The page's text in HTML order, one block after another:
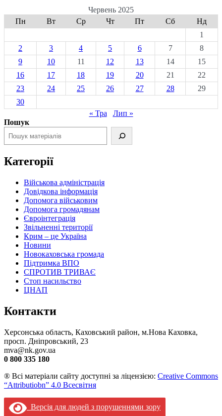
Червень 2025
Пн
Вт Ср Чт Пт Сб
Нд
1
2
3 4 5 6 7
8
9
10 11 12 13 14
15
16
17 18 19 20 21
22
23
24 25 26 27 28
29
30
« Тра
Лип »
Пошук
Категорії
Військова адміністрація
Довідкова інформація
Допомога військовим
Допомога громадянам
Євроінтеграція
Звільненні території
Крим – це Україна
Новини
Новокаховська громада
Підтримка ВПО
СПРОТИВ ТРИВАЄ
Стоп насильство
ЦНАП
Контакти
Херсонська область, Каховський район, м.Нова Каховка,
просп. Дніпровський, 23
mva@nk.gov.ua
0 800 335 180
® Всі матеріали сайту доступні за ліцензією: Creative Commons
“Attributiobn” 4.0 Всесвітня
Версія для людей з порушеннями зору